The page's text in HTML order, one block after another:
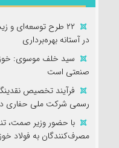
۲۲ طرح توسعه‌ای
در آستانه بهره‌برداری
سید خلف موسوی:
صنعتی است
فرآیند تخصیص
رسمی شرکت ملی حفاری
با حضور وزیر صمت،
مصرف‌کنندگان به فولاد